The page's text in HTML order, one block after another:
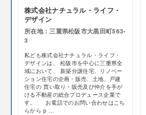
株式会社ナチュラル・ライフ・
デザイン
所在地：三重県松阪市大黒田町563-
3
私ども株式会社ナチュラル・ライフ・
デザインは、 松阪市を中心に三重県全
域において、 新築分譲住宅、リノベー
ション住宅の企画・販売、土地、戸建
住宅の 買い取り・販売及び仲介を手が
ける不動産の総合プロデュース企業で
す。 お電話でのお問い合わせはこち
らから p ...